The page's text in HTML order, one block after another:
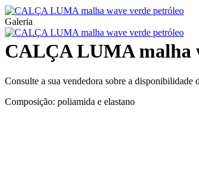
Galeria
CALÇA LUMA malha
Consulte a sua vendedora sobre a disponibilidade
Composição: poliamida e elastano